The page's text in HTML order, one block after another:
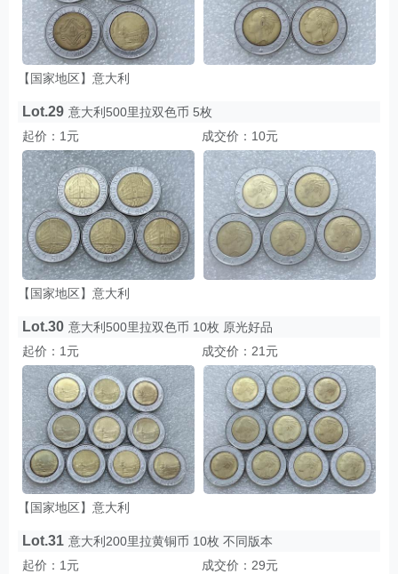
【国家地区】意大利
Lot.29 意大利500里拉双色币 5枚
起价：1元
成交价：10元
【国家地区】意大利
Lot.30 意大利500里拉双色币 10枚 原光好品
起价：1元
成交价：21元
【国家地区】意大利
Lot.31 意大利200里拉黄铜币 10枚 不同版本
起价：1元
成交价：29元